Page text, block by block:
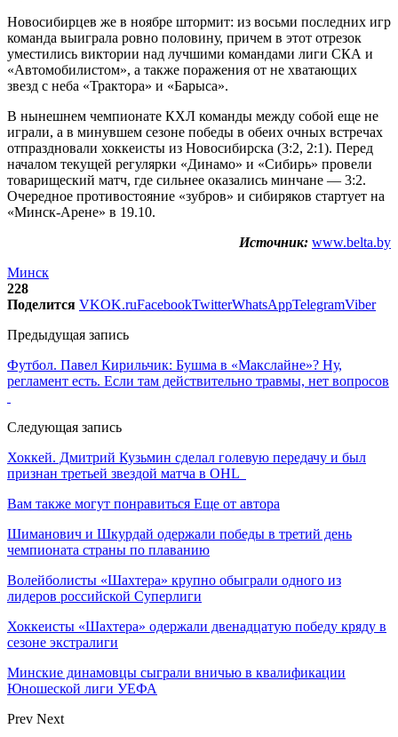
Новосибирцев же в ноябре штормит: из восьми последних игр
команда выиграла ровно половину, причем в этот отрезок
уместились виктории над лучшими командами лиги СКА и
«Автомобилистом», а также поражения от не хватающих
звезд с неба «Трактора» и «Барыса».
В нынешнем чемпионате КХЛ команды между собой еще не
играли, а в минувшем сезоне победы в обеих очных встречах
отпраздновали хоккеисты из Новосибирска (3:2, 2:1). Перед
началом текущей регулярки «Динамо» и «Сибирь» провели
товарищеский матч, где сильнее оказались минчане — 3:2.
Очередное противостояние «зубров» и сибиряков стартует на
«Минск-Арене» в 19.10.
Источник: www.belta.by
Минск
228
Поделится VKOK.ruFacebookTwitterWhatsAppTelegramViber
Предыдущая запись
Футбол. Павел Кирильчик: Бушма в «Макслайне»? Ну,
регламент есть. Если там действительно травмы, нет вопросов
Следующая запись
Хоккей. Дмитрий Кузьмин сделал голевую передачу и был
признан третьей звездой матча в OHL
Вам также могут понравиться Еще от автора
Шиманович и Шкурдай одержали победы в третий день
чемпионата страны по плаванию
Волейболисты «Шахтера» крупно обыграли одного из
лидеров российской Суперлиги
Хоккеисты «Шахтера» одержали двенадцатую победу кряду в
сезоне экстралиги
Минские динамовцы сыграли вничью в квалификации
Юношеской лиги УЕФА
Prev Next